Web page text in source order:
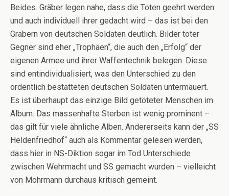
Beides. Gräber legen nahe, dass die Toten geehrt werden
und auch individuell ihrer gedacht wird – das ist bei den
Gräbern von deutschen Soldaten deutlich. Bilder toter
Gegner sind eher „Trophäen“, die auch den „Erfolg“ der
eigenen Armee und ihrer Waffentechnik belegen. Diese
sind entindividualisiert, was den Unterschied zu den
ordentlich bestatteten deutschen Soldaten untermauert.
Es ist überhaupt das einzige Bild getöteter Menschen im
Album. Das massenhafte Sterben ist wenig prominent –
das gilt für viele ähnliche Alben. Andererseits kann der „SS
Heldenfriedhof“ auch als Kommentar gelesen werden,
dass hier in NS-Diktion sogar im Tod Unterschiede
zwischen Wehrmacht und SS gemacht wurden – vielleicht
von Mohrmann durchaus kritisch gemeint.